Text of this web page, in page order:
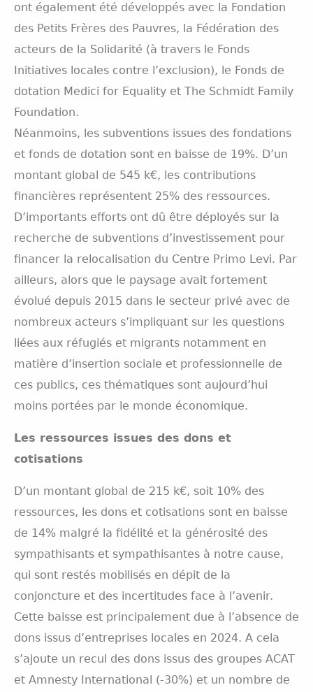
ont également été développés avec la Fondation
des Petits Frères des Pauvres, la Fédération des
acteurs de la Solidarité (à travers le Fonds
Initiatives locales contre l’exclusion), le Fonds de
dotation Medici for Equality et The Schmidt Family
Foundation.
Néanmoins, les subventions issues des fondations
et fonds de dotation sont en baisse de 19%. D’un
montant global de 545 k€, les contributions
financières représentent 25% des ressources.
D’importants efforts ont dû être déployés sur la
recherche de subventions d’investissement pour
financer la relocalisation du Centre Primo Levi. Par
ailleurs, alors que le paysage avait fortement
évolué depuis 2015 dans le secteur privé avec de
nombreux acteurs s’impliquant sur les questions
liées aux réfugiés et migrants notamment en
matière d’insertion sociale et professionnelle de
ces publics, ces thématiques sont aujourd’hui
moins portées par le monde économique.
Les ressources issues des dons et
cotisations
D’un montant global de 215 k€, soit 10% des
ressources, les dons et cotisations sont en baisse
de 14% malgré la fidélité et la générosité des
sympathisants et sympathisantes à notre cause,
qui sont restés mobilisés en dépit de la
conjoncture et des incertitudes face à l’avenir.
Cette baisse est principalement due à l’absence de
dons issus d’entreprises locales en 2024. A cela
s’ajoute un recul des dons issus des groupes ACAT
et Amnesty International (-30%) et un nombre de